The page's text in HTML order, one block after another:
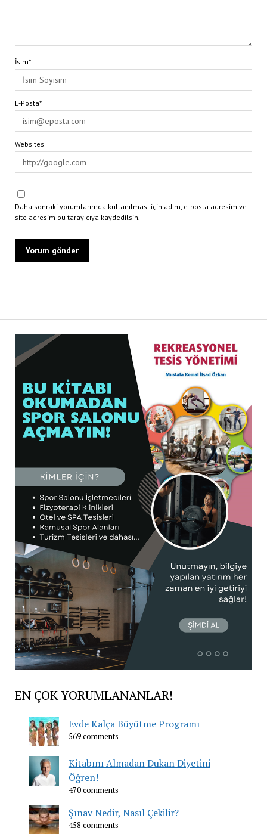
İsim*
E-Posta*
Websitesi
Daha sonraki yorumlarımda kullanılması için adım, e-posta adresim ve
site adresim bu tarayıcıya kaydedilsin.
EN ÇOK YORUMLANANLAR!
Evde Kalça Büyütme Programı
569 comments
Kitabını Almadan Dukan Diyetini
Öğren!
470 comments
Şınav Nedir, Nasıl Çekilir?
458 comments